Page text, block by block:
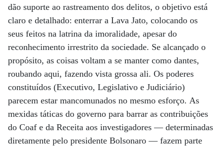
dão suporte ao rastreamento dos delitos, o objetivo está
claro e detalhado: enterrar a Lava Jato, colocando os
seus feitos na latrina da imoralidade, apesar do
reconhecimento irrestrito da sociedade. Se alcançado o
propósito, as coisas voltam a se manter como dantes,
roubando aqui, fazendo vista grossa ali. Os poderes
constituídos (Executivo, Legislativo e Judiciário)
parecem estar mancomunados no mesmo esforço. As
mexidas táticas do governo para barrar as contribuições
do Coaf e da Receita aos investigadores — determinadas
diretamente pelo presidente Bolsonaro — fazem parte